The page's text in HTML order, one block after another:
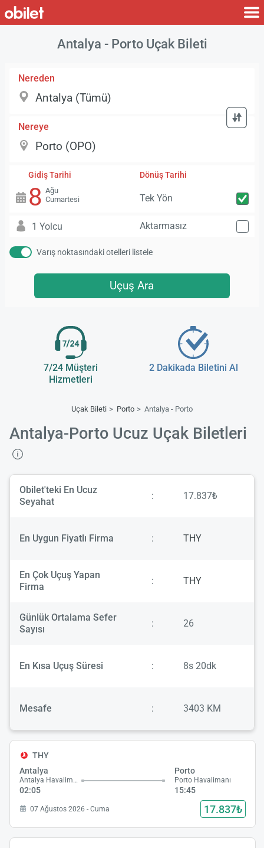
Antalya - Porto Uçak Bileti
Nereden
Nereye
Gidiş Tarihi
8 Ağu
Cumartesi
Dönüş Tarihi
Tek Yön
1 Yolcu Aktarmasız
Varış noktasındaki otelleri listele
Uçuş Ara
7/24 Müşteri
Hizmetleri
2 Dakikada Biletini Al
Uçak Bileti Porto Antalya - Porto
Antalya-Porto Ucuz Uçak Biletleri
Obilet'teki En Ucuz
Seyahat
: 17.837₺
En Uygun Fiyatlı Firma : THY
En Çok Uçuş Yapan
Firma
: THY
Günlük Ortalama Sefer
Sayısı
: 26
En Kısa Uçuş Süresi : 8s 20dk
Mesafe : 3403 KM
THY
Antalya
Antalya Havalimanı
02:05
Porto
Porto Havalimanı
15:45
07 Ağustos 2026 - Cuma 17.837₺